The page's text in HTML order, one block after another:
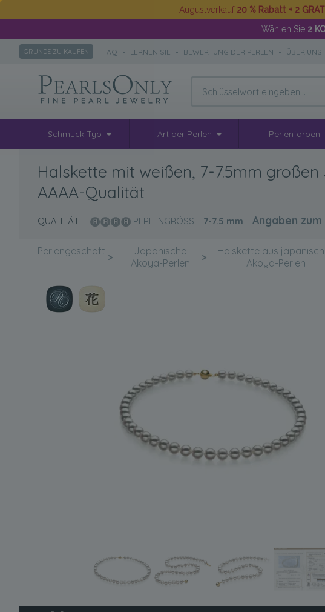
Augustverkauf 20 % Rabatt + 2
Wählen Sie 2
GRÜNDE ZU KAUFEN FAQ • LERNEN SIE • BEWERTUNG DER PERLEN • ÜBER UNS
Schmuck Typ Art der Perlen Perlenfarben
Halskette mit weißen, 7-7.5mm
AAAA-Qualität
QUALITÄT: PERLENGRÖSSE: 7-7.5 mm Angaben
Perlengeschäft >
Japanische
Akoya-Perlen
>
Halskette aus
Akoya-Perlen